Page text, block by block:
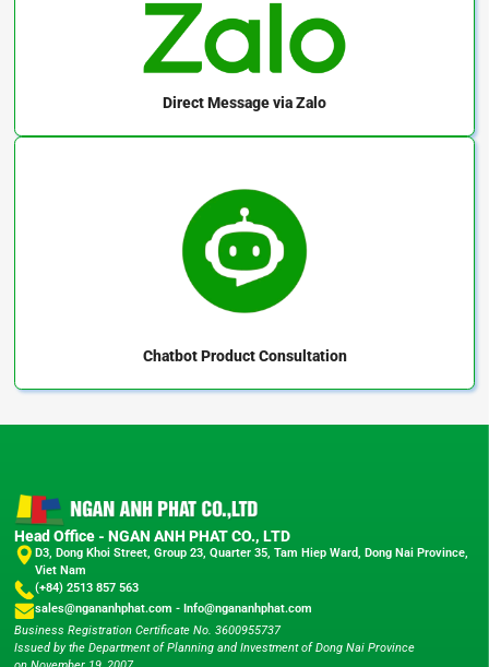
Direct Messagevia Zalo
ChatbotProduct Consultation
Head Office - NGAN ANH PHAT CO., LTD
D3, Dong Khoi Street, Group 23, Quarter 35, Tam Hiep Ward, Dong Nai Province,
Viet Nam
(+84) 2513 857 563
sales@ngananhphat.com - Info@ngananhphat.com
Business Registration Certificate No. 3600955737
Issued by the Department of Planning and Investment of Dong Nai Province